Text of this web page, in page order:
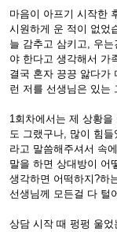
마음이 아프기 시작한
시원하게 운 적이 없었
늘 감추고 삼키고, 우
야 한다고 생각해서 가
결국 혼자 끙끙 앓다가
런 저를 선생님은 있는
1회차에서는 제 상황
도 그랬구나, 많이 힘
라고 말씀해주셔서 속
말을 하면 상대방이 어
생각하면 어떡하지?하
선생님께 모든걸 다 털
상담 시작 때 펑펑 울